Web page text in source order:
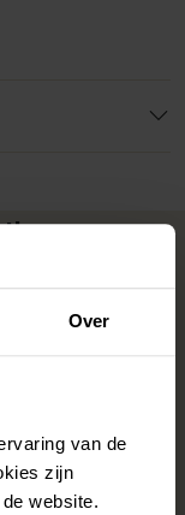
Over
van de
zijn
website.
und
passen, oder
oder
ist erst